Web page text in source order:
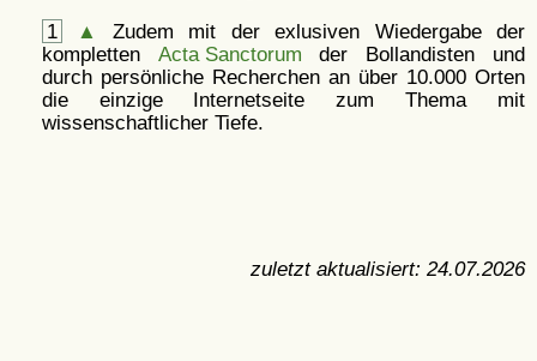
1 ▲
Zudem mit der exlusiven Wiedergabe der
kompletten Acta Sanctorum der Bollandisten und
durch persönliche Recherchen an über 10.000 Orten
die einzige Internetseite zum Thema mit
wissenschaftlicher Tiefe.
zuletzt aktualisiert: 24.07.2026